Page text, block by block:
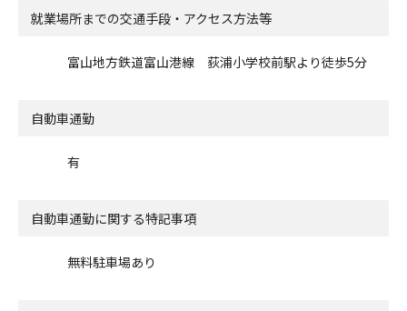
就業場所までの交通手段・アクセス方法等
富山地方鉄道富山港線 荻浦小学校前駅より徒歩5分
自動車通勤
有
自動車通勤に関する特記事項
無料駐車場あり